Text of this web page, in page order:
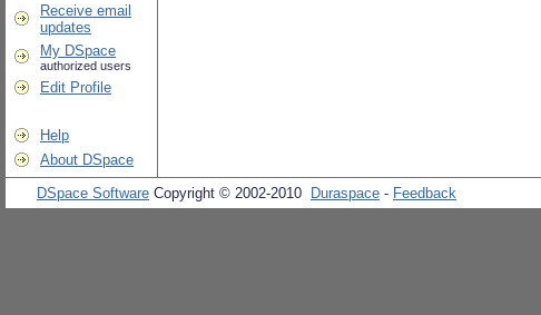
Receive email
updates
My DSpace
authorized users
Edit Profile
Help
About DSpace
DSpace Software Copyright © 2002-2010 Duraspace - Feedback